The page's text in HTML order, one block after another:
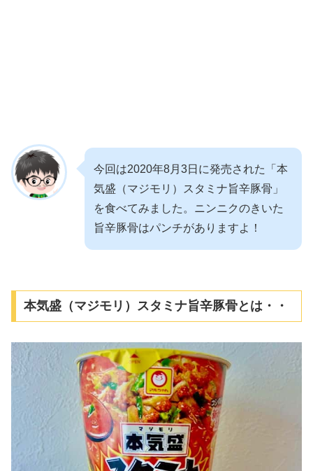
今回は2020年8月3日に発売された「本
気盛（マジモリ）スタミナ旨辛豚骨」
を食べてみました。ニンニクのきいた
旨辛豚骨はパンチがありますよ！
本気盛（マジモリ）スタミナ旨辛豚骨とは・・